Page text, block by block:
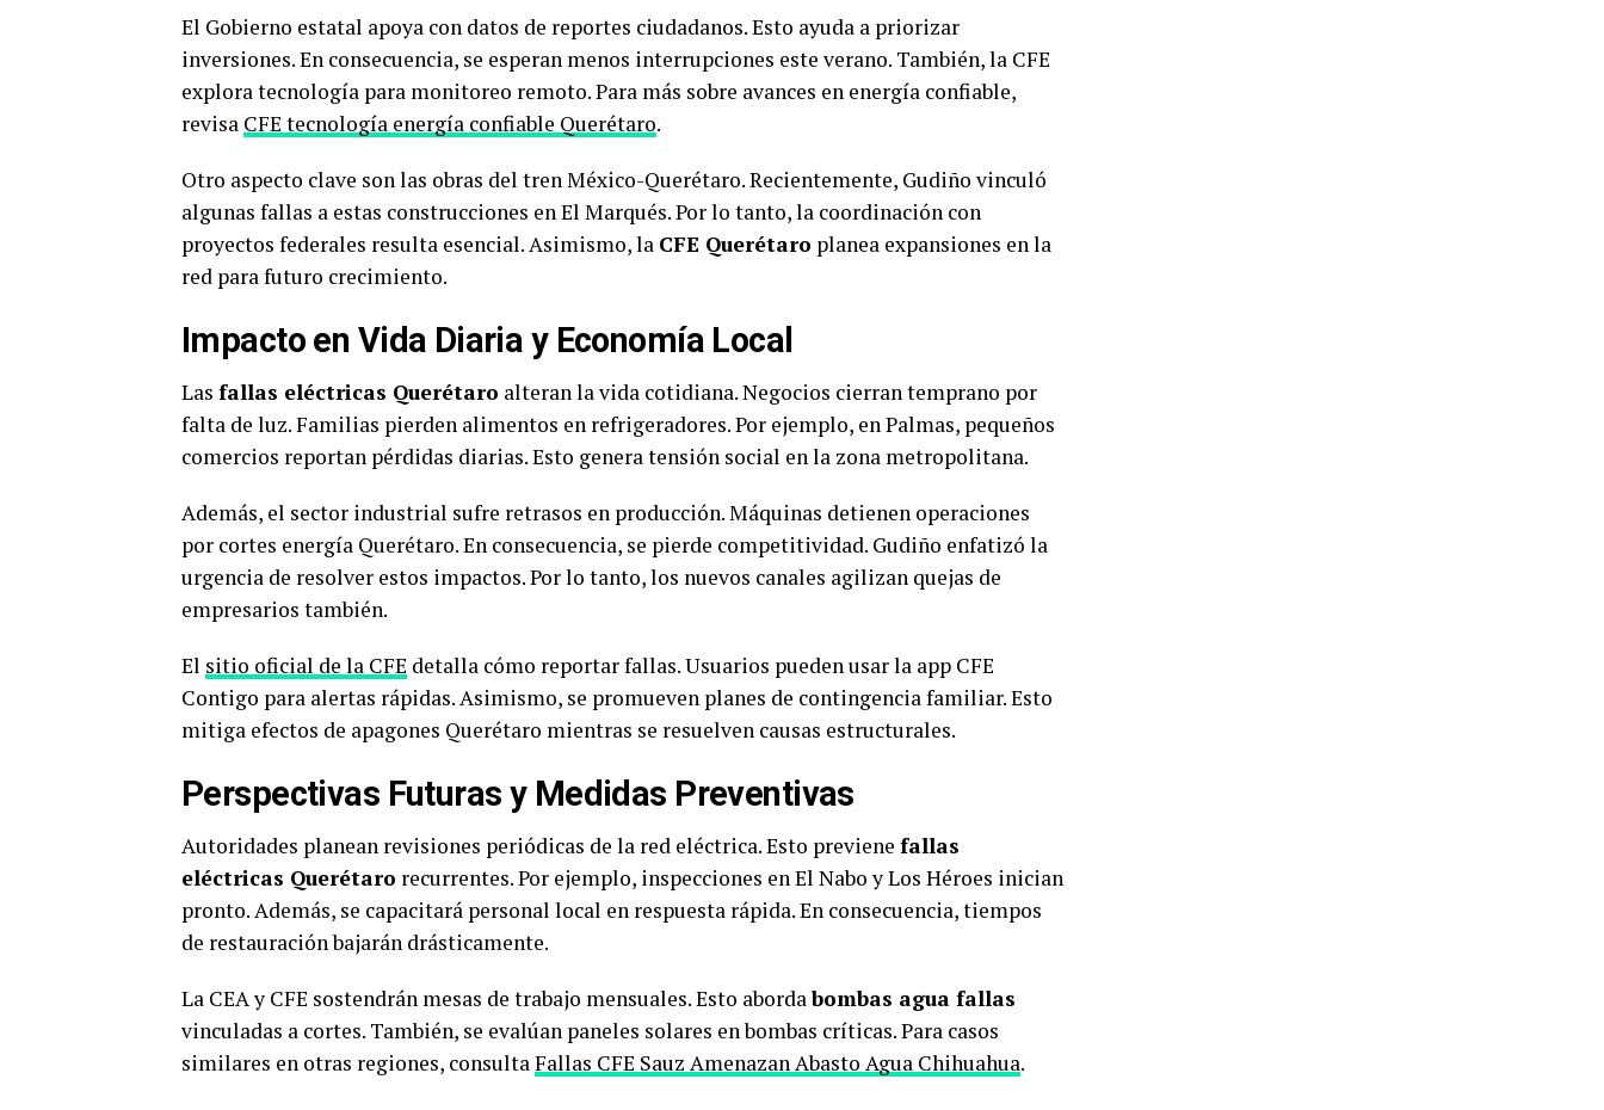
El Gobierno estatal apoya con datos de reportes ciudadanos. Esto ayuda a priorizar
inversiones. En consecuencia, se esperan menos interrupciones este verano. También, la CFE
explora tecnología para monitoreo remoto. Para más sobre avances en energía confiable,
revisa CFE tecnología energía confiable Querétaro.
Otro aspecto clave son las obras del tren México-Querétaro. Recientemente, Gudiño vinculó
algunas fallas a estas construcciones en El Marqués. Por lo tanto, la coordinación con
proyectos federales resulta esencial. Asimismo, la CFE Querétaro planea expansiones en la
red para futuro crecimiento.
Impacto en Vida Diaria y Economía Local
Las fallas eléctricas Querétaro alteran la vida cotidiana. Negocios cierran temprano por
falta de luz. Familias pierden alimentos en refrigeradores. Por ejemplo, en Palmas, pequeños
comercios reportan pérdidas diarias. Esto genera tensión social en la zona metropolitana.
Además, el sector industrial sufre retrasos en producción. Máquinas detienen operaciones
por cortes energía Querétaro. En consecuencia, se pierde competitividad. Gudiño enfatizó la
urgencia de resolver estos impactos. Por lo tanto, los nuevos canales agilizan quejas de
empresarios también.
El sitio oficial de la CFE detalla cómo reportar fallas. Usuarios pueden usar la app CFE
Contigo para alertas rápidas. Asimismo, se promueven planes de contingencia familiar. Esto
mitiga efectos de apagones Querétaro mientras se resuelven causas estructurales.
Perspectivas Futuras y Medidas Preventivas
Autoridades planean revisiones periódicas de la red eléctrica. Esto previene fallas
eléctricas Querétaro recurrentes. Por ejemplo, inspecciones en El Nabo y Los Héroes inician
pronto. Además, se capacitará personal local en respuesta rápida. En consecuencia, tiempos
de restauración bajarán drásticamente.
La CEA y CFE sostendrán mesas de trabajo mensuales. Esto abordabombas agua fallas
vinculadas a cortes. También, se evalúan paneles solares en bombas críticas. Para casos
similares en otras regiones, consulta Fallas CFE Sauz Amenazan Abasto Agua Chihuahua.